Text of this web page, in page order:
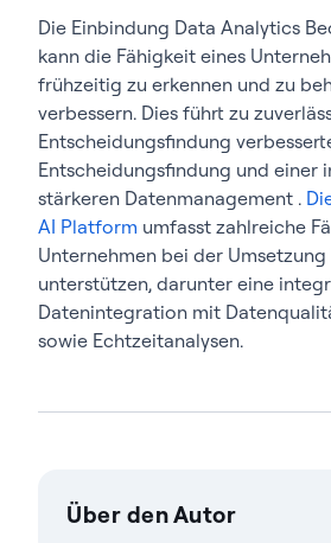
Die Einbindung Data Analytics
kann die Fähigkeit eines
frühzeitig zu erkennen und zu
verbessern. Dies führt zu
Entscheidungsfindung
Entscheidungsfindung und einer
stärkeren Datenmanagement .
AI Platform umfasst zahlreiche
Unternehmen bei der
unterstützen, darunter eine
Datenintegration mit
sowie Echtzeitanalysen.
Über den Autor